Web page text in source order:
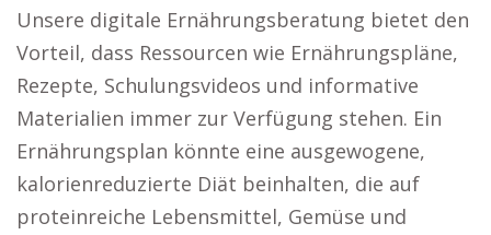
Unsere digitale Ernährungsberatung bietet den
Vorteil, dass Ressourcen wie Ernährungspläne,
Rezepte, Schulungsvideos und informative
Materialien immer zur Verfügung stehen. Ein
Ernährungsplan könnte eine ausgewogene,
kalorienreduzierte Diät beinhalten, die auf
proteinreiche Lebensmittel, Gemüse und